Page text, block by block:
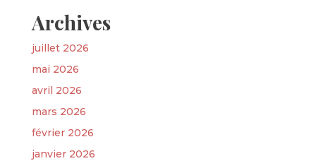
Archives
juillet 2026
mai 2026
avril 2026
mars 2026
février 2026
janvier 2026